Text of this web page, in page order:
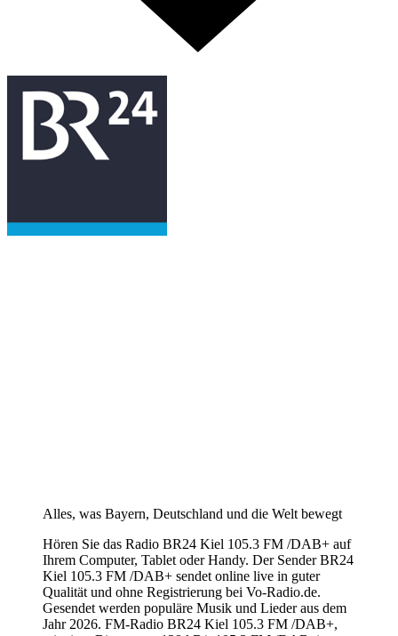
Alles, was Bayern, Deutschland und die Welt bewegt
Hören Sie das Radio BR24 Kiel 105.3 FM /DAB+ auf
Ihrem Computer, Tablet oder Handy. Der Sender BR24
Kiel 105.3 FM /DAB+ sendet online live in guter
Qualität und ohne Registrierung bei Vo-Radio.de.
Gesendet werden populäre Musik und Lieder aus dem
Jahr 2026. FM-Radio BR24 Kiel 105.3 FM /DAB+,